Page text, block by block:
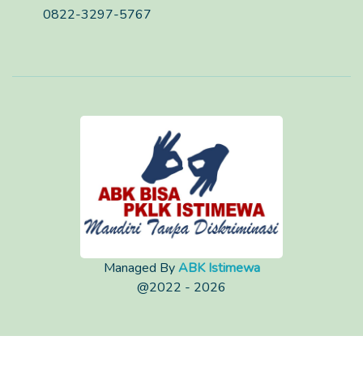
0822-3297-5767
Managed ByABK Istimewa
@2022 - 2026